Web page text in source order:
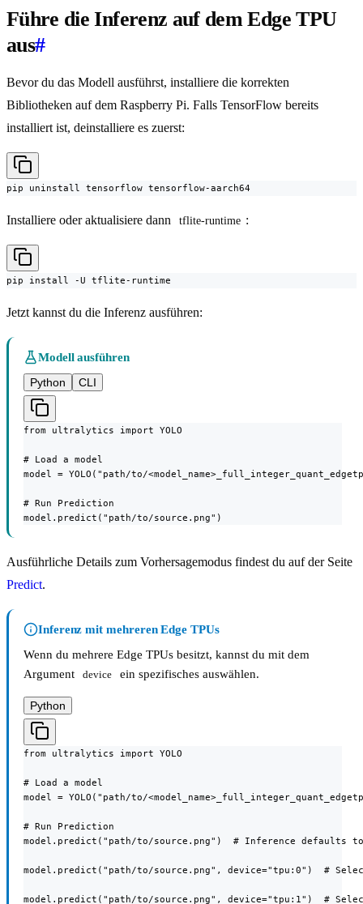
Führe die Inferenz auf dem Edge TPU
aus#
Bevor du das Modell ausführst, installiere die korrekten
Bibliotheken auf dem Raspberry Pi. Falls TensorFlow bereits
installiert ist, deinstalliere es zuerst:
pip uninstall tensorflow tensorflow-aarch64
Installiere oder aktualisiere dann tflite-runtime :
pip install -U tflite-runtime
Jetzt kannst du die Inferenz ausführen:
Modell ausführen
Python
CLI
from ultralytics import YOLO
# Load a model
model = YOLO("path/to/
# Run Prediction
model.predict("path/to/source.png")
Ausführliche Details zum Vorhersagemodus findest du auf der Seite
Predict.
Inferenz mit mehreren Edge TPUs
Wenn du mehrere Edge TPUs besitzt, kannst du mit dem
Argument
device ein spezifisches auswählen.
Python
from ultralytics import YOLO
# Load a model
model = YOLO("path/to/
# Run Prediction
model.predict("path/to/source.png")  # Inference defaults
model.predict("path/to/source.png", device="tpu:0")  #
model.predict("path/to/source.png", device="tpu:1")  #